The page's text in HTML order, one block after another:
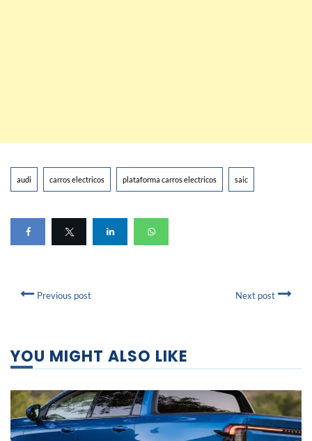
audi carros electricos plataforma carros electricos saic
Previous post Next post
YOU MIGHT ALSO LIKE